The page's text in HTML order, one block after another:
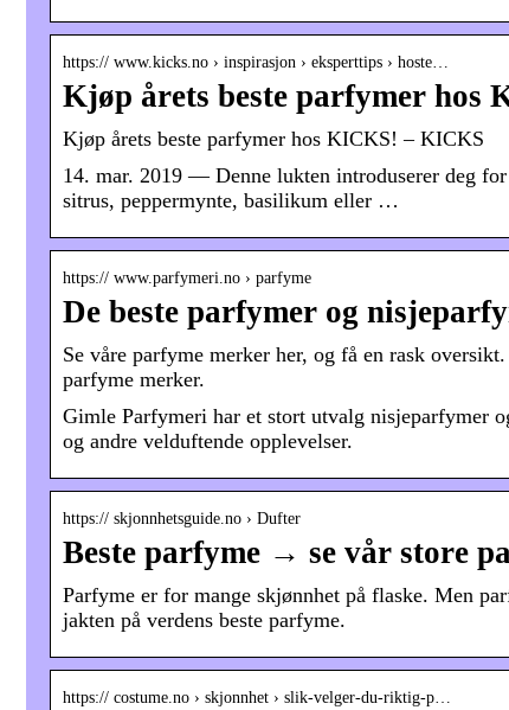
https:// www.kicks.no › inspirasjon › eksperttips › hoste…
Kjøp årets beste parfymer hos
Kjøp årets beste parfymer hos KICKS! – KICKS
14. mar. 2019 — Denne lukten introduserer deg
sitrus, peppermynte, basilikum eller …
https:// www.parfymeri.no › parfyme
De beste parfymer og
Se våre parfyme merker her, og få en rask
parfyme merker.
Gimle Parfymeri har et stort utvalg nisjeparfymer
og andre velduftende opplevelser.
https:// skjonnhetsguide.no › Dufter
Beste parfyme → se vår store
Parfyme er for mange skjønnhet på flaske. Men
jakten på verdens beste parfyme.
https:// costume.no › skjonnhet › slik-velger-du-riktig-p…